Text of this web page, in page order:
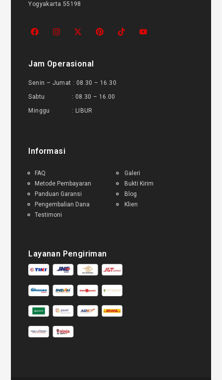
Yogyakarta 55198
Jam Operasional
Senin – Jumat : 08.30 – 16.30
Sabtu : 08.30 – 16.00
Minggu : LIBUR
Informasi
FAQ
Metode Pembayaran
Panduan Garansi
Pengembalian Dana
Testimoni
Galeri
Bukti Kirim
Blog
Klien
Layanan Pengiriman